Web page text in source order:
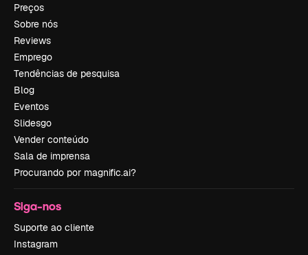
Preços
Sobre nós
Reviews
Emprego
Tendências de pesquisa
Blog
Eventos
Slidesgo
Vender conteúdo
Sala de imprensa
Procurando por magnific.ai?
Siga-nos
Suporte ao cliente
Instagram